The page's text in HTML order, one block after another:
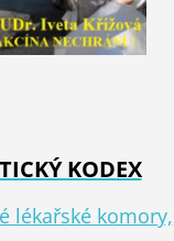
KODEX
lékařské komory,